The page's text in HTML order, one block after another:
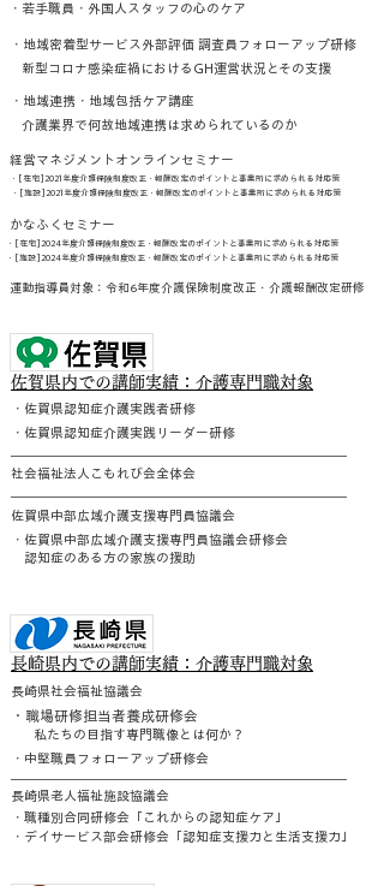
・地域密着型サービス外部評価 調査員フォローアップ研修
新型コロナ感染症禍におけるGH運営状況とその支援
・地域連携・地域包括ケア講座
介護業界で何故地域連携は求められているのか
経営マネジメントオンラインセミナー
・[在宅]2021年度介護保険制度改正・報酬改定のポイントと事業所に求められる対応策
・[施設]2021年度介護保険制度改正・報酬改定のポイントと事業所に求められる対応策
かなふくセミナー
・[在宅]2024年度介護保険制度改正・報酬改定のポイントと事業所に求められる対応策
・[施設]2024年度介護保険制度改正・報酬改定のポイントと事業所に求められる対応策
運動指導員対象：令和6年度介護保険制度改正・介護報酬改定研修
佐賀県内での講師実績：介護専門職対象
・佐賀県認知症介護実践者研修
・佐賀県認知症介護実践リーダー研修
社会福祉法人こもれび会全体会
佐賀県中部広域介護支援専門員協議会
・佐賀県中部広域介護支援専門員協議会研修会
認知症のある方の家族の援助
長崎県内での講師実績：介護専門職対象
長崎県社会福祉協議会
・職場研修担当者養成研修会
私たちの目指す専門職像とは何か？
・中堅職員フォローアップ研修会
長崎県老人福祉施設協議会
・職種別合同研修会 「これからの認知症ケア」
・デイサービス部会研修会 「認知症支援力と生活支援力」
・若手職員・外国人スタッフの心のケア